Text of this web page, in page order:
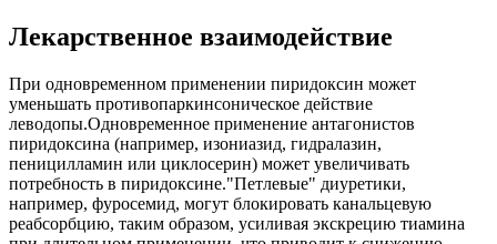
Лекарственное взаимодействие
При одновременном применении пиридоксин может
уменьшать противопаркинсоническое действие
леводопы.Одновременное применение антагонистов
пиридоксина (например, изониазид, гидралазин,
пеницилламин или циклосерин) может увеличивать
потребность в пиридоксине."Петлевые" диуретики,
например, фуросемид, могут блокировать канальцевую
реабсорбцию, таким образом, усиливая экскрецию тиамина